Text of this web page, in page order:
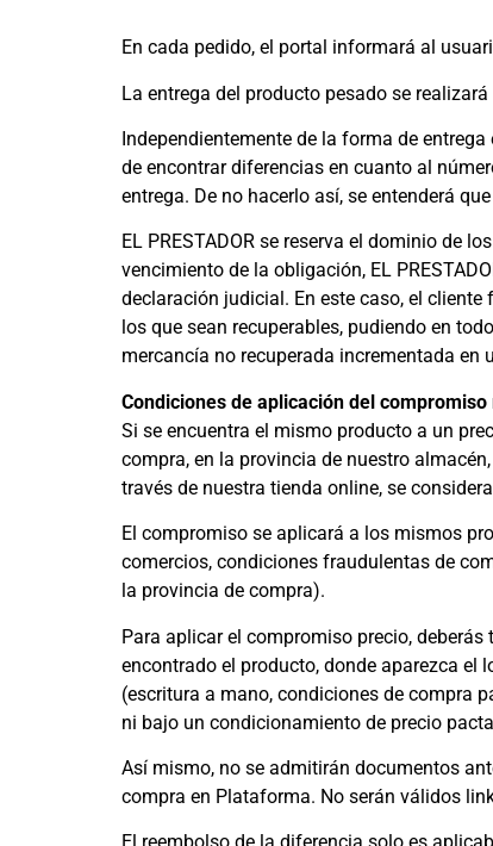
En cada pedido, el portal informará al
La entrega del producto pesado se
Independientemente de la forma de
de encontrar diferencias en cuanto al
entrega. De no hacerlo así, se entenderá
EL PRESTADOR se reserva el dominio de
vencimiento de la obligación, EL
declaración judicial. En este caso, el
los que sean recuperables, pudiendo en
mercancía no recuperada incrementada en
Condiciones de aplicación del
Si se encuentra el mismo producto a un
compra, en la provincia de nuestro
través de nuestra tienda online, se
El compromiso se aplicará a los mismos
comercios, condiciones fraudulentas de
la provincia de compra).
Para aplicar el compromiso precio,
encontrado el producto, donde aparezca
(escritura a mano, condiciones de compra
ni bajo un condicionamiento de precio
Así mismo, no se admitirán documentos
compra en Plataforma. No serán válidos